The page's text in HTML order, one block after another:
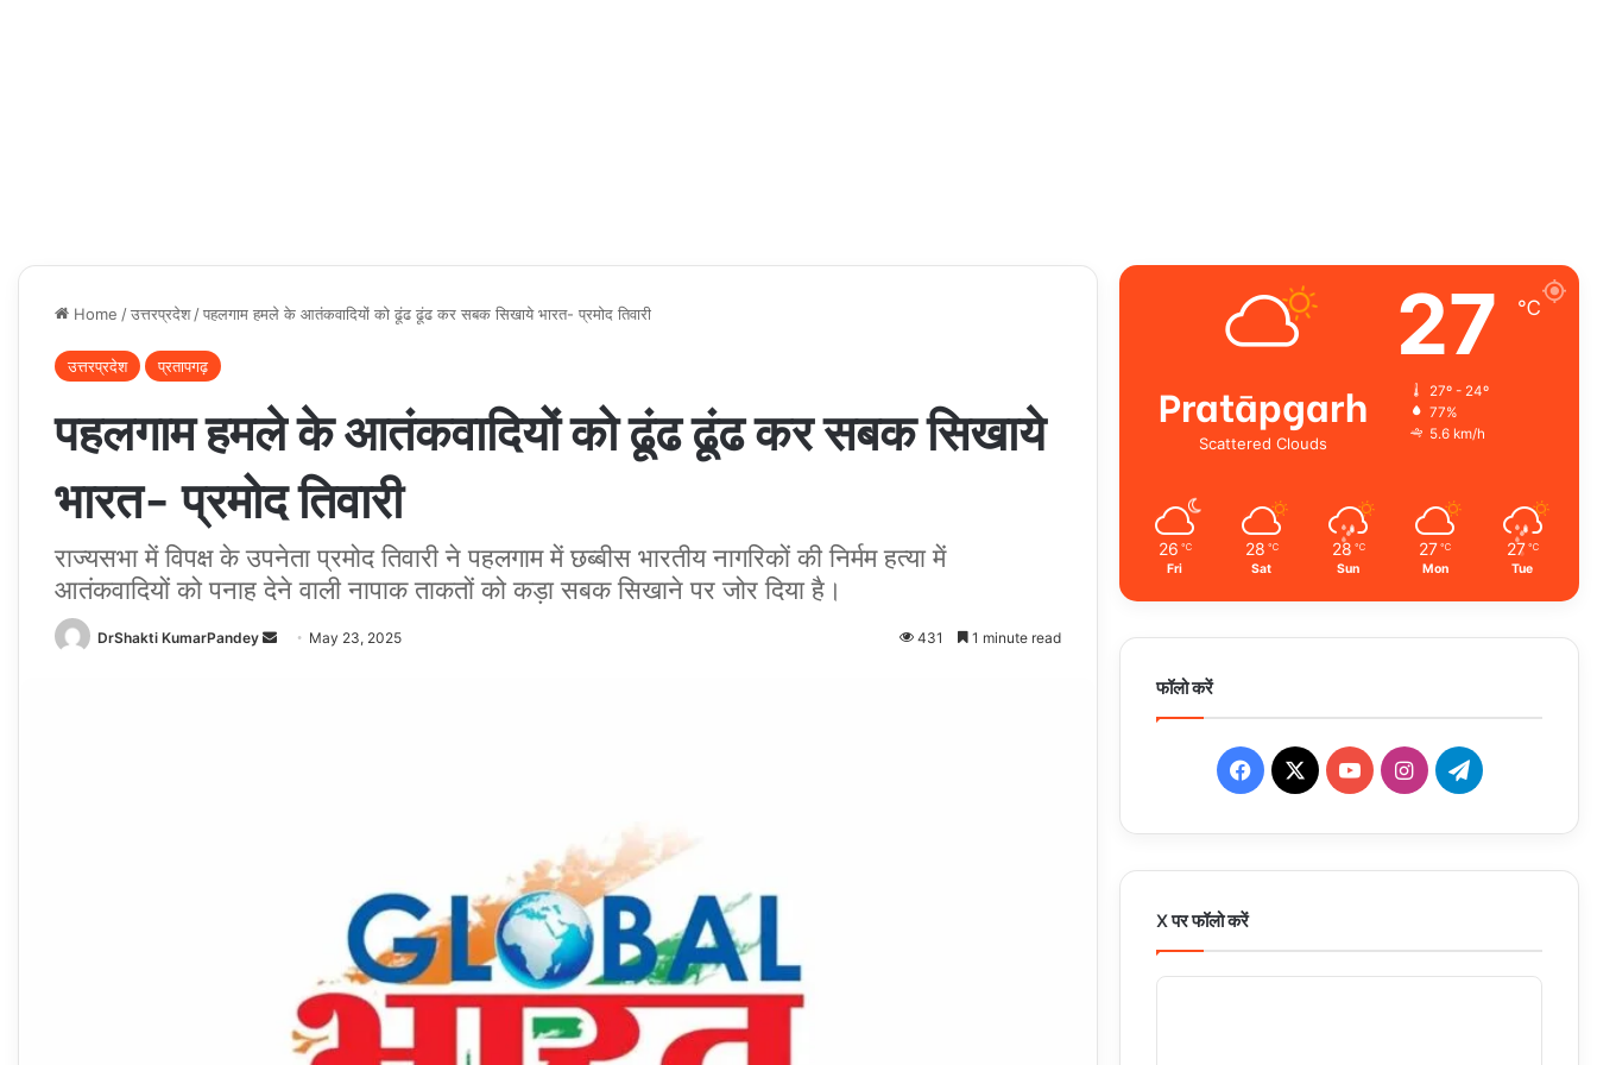
Home /उत्तरप्रदेश /पहलगाम हमले के आतंकवादियों को ढूंढ ढूंढ कर सबक सिखाये भारत- प्रमोद तिवारी
उत्तरप्रदेश प्रतापगढ़
पहलगाम हमले के आतंकवादियों को ढूंढ ढूंढ कर सबक सिखाये
भारत- प्रमोद तिवारी
राज्यसभा में विपक्ष के उपनेता प्रमोद तिवारी ने पहलगाम में छब्बीस भारतीय नागरिकों की निर्मम हत्या में
आतंकवादियों को पनाह देने वाली नापाक ताकतों को कड़ा सबक सिखाने पर जोर दिया है।
DrShakti KumarPandey
Send May 23, 2025 431 1 minute read
Pratāpgarh
Scattered Clouds
27 ℃
27º - 24º
77%
5.6 km/h
26 ℃
Fri
28 ℃
Sat
28 ℃
Sun
27 ℃
Mon
27 ℃
Tue
फॉलो करें
Facebook
X YouTubeInstagramTelegram
X पर फॉलो करें